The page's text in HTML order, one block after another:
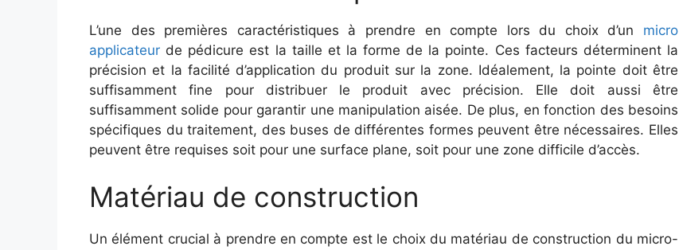
L’une des premières caractéristiques à prendre en compte lors du choix d’un micro
applicateur de pédicure est la taille et la forme de la pointe. Ces facteurs déterminent la
précision et la facilité d’application du produit sur la zone. Idéalement, la pointe doit être
suffisamment fine pour distribuer le produit avec précision. Elle doit aussi être
suffisamment solide pour garantir une manipulation aisée. De plus, en fonction des besoins
spécifiques du traitement, des buses de différentes formes peuvent être nécessaires. Elles
peuvent être requises soit pour une surface plane, soit pour une zone difficile d’accès.
Matériau de construction
Un élément crucial à prendre en compte est le choix du matériau de construction du micro-